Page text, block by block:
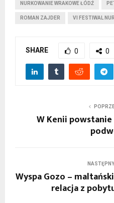
NURKOWANIE WRAKOWE ŁÓDŹ
ROMAN ZAJDER VI FESTIWAL
SHARE 0 0
W Kenii
Wyspa Gozo –
relacja z